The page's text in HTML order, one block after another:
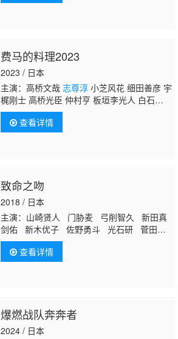
费马的料理2023
2023 / 日本
主演：高桥文哉 志尊淳小芝风花 细田善彦 宇
梶刚士 高桥光臣 仲村亨 板垣李光人 白石
圣 宫泽艾玛 及川光博
查看详情
致命之吻
2018 / 日本
主演：山崎贤人 门胁麦 弓削智久 新田真
剑佑 新木优子 佐野勇斗 光石研 菅田将
晖 冈田义德志尊淳
高桥瞳 小市慢太郎 宫泽冰鱼 堀田茜 唐
田英里佳 山本亚依
查看详情
爆燃战队奔奔者
2024 / 日本